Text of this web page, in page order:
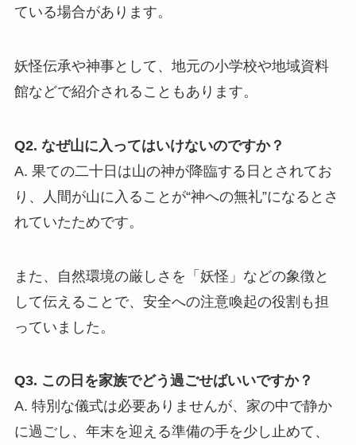
ている場合があります。
妖怪伝承や神事として、地元の小学校や地域資料
館などで紹介されることもあります。
Q2. なぜ山に入ってはいけないのですか？
A. 果ての二十日は山の神が降臨する日とされてお
り、人間が山に入ることが“神への無礼”になるとさ
れていたためです。
また、自然環境の厳しさを「妖怪」などの象徴と
して伝えることで、安全への注意喚起の役割も担
っていました。
Q3. この日を家族でどう過ごせばいいですか？
A. 特別な儀式は必要ありませんが、家の中で静か
に過ごし、年末を迎える準備の手を少し止めて、